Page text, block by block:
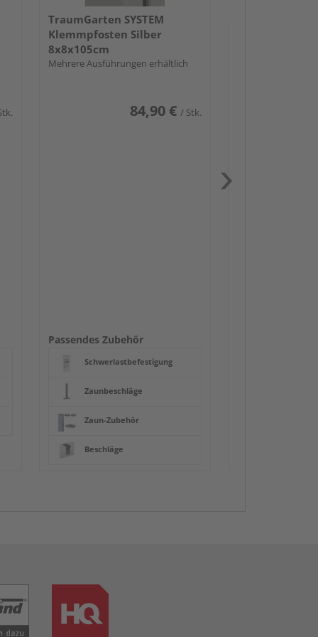
TraumGarten SYSTEM
Klemmpfosten Silber
8x8x105cm
Mehrere Ausführungen erhältlich
84,90 € / Stk.
Passendes Zubehör
Schwerlastbefestigung
Zaunbeschläge
Zaun-Zubehör
Beschläge